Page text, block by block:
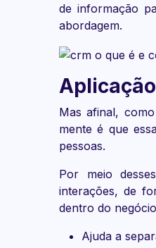
de informação
abordagem.
Mas afinal,
mente é que
pessoas.
Por meio
interações, de
dentro do
Ajuda a